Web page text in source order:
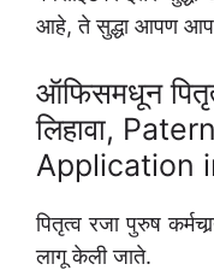
आहे, ते सुद्धा आपण
ऑफिसमधून
लिहावा,
Application
पितृत्व रजा पुरुष
लागू केली जाते.